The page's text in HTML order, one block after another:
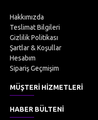
Hakkımızda
Teslimat Bilgileri
Gizlilik Politikası
Şartlar & Koşullar
Hesabım
Sipariş Geçmişim
MÜŞTERI HIZMETLERI
HABER BÜLTENI